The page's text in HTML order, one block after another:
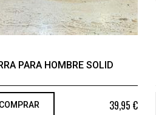
PARA HOMBRE SOLID
39,95 €